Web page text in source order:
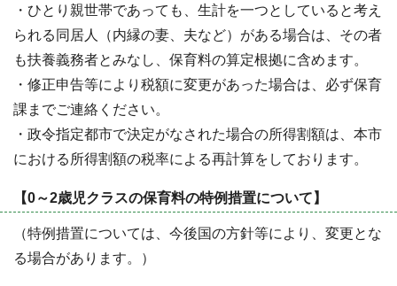
・ひとり親世帯であっても、生計を一つとしていると考え
られる同居人（内縁の妻、夫など）がある場合は、その者
も扶養義務者とみなし、保育料の算定根拠に含めます。
・修正申告等により税額に変更があった場合は、必ず保育
課までご連絡ください。
・政令指定都市で決定がなされた場合の所得割額は、本市
における所得割額の税率による再計算をしております。
【0～2歳児クラスの保育料の特例措置について】
（特例措置については、今後国の方針等により、変更とな
る場合があります。）